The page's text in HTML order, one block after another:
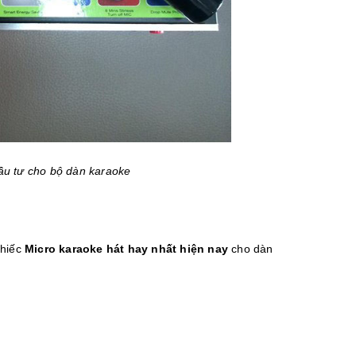
tư cho bộ dàn karaoke
Micro karaoke hát hay nhất hiện nay cho dàn